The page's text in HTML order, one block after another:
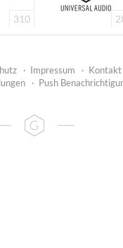
310
· Impressum · Kontakt
· Push